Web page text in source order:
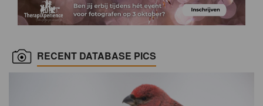
RECENT DATABASE PICS